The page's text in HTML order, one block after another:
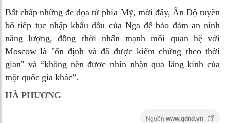
Bất chấp những đe dọa từ phía Mỹ, mới đây, Ấn Độ tuyên
bố tiếp tục nhập khẩu dầu của Nga để bảo đảm an ninh
năng lượng, đồng thời nhấn mạnh mối quan hệ với
Moscow là "ổn định và đã được kiểm chứng theo thời
gian" và “không nên được nhìn nhận qua lăng kính của
một quốc gia khác”.
HÀ PHƯƠNG
Nguồn www.qdnd.vn